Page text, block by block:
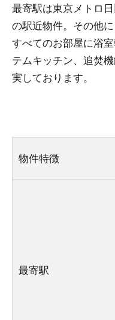
最寄駅は東京メトロ
の駅近物件。その他
すべてのお部屋に浴
テムキッチン、追焚
実しております。
物件特徴
最寄駅